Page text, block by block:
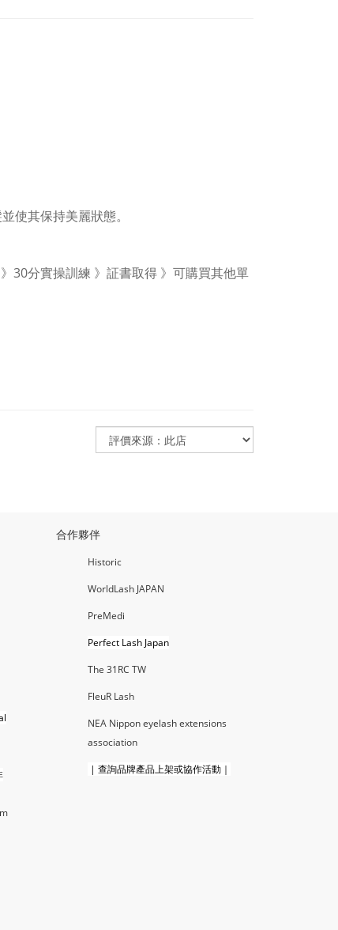
使其保持美麗狀態。
30分實操訓練 》証書取得 》可購買其他單
合作夥伴
Historic
WorldLash JAPAN
PreMedi
Perfect Lash Japan
The 31RC TW
FleuR Lash
NEA Nippon eyelash extensions
association
| 查詢品牌產品上架或協作活動｜